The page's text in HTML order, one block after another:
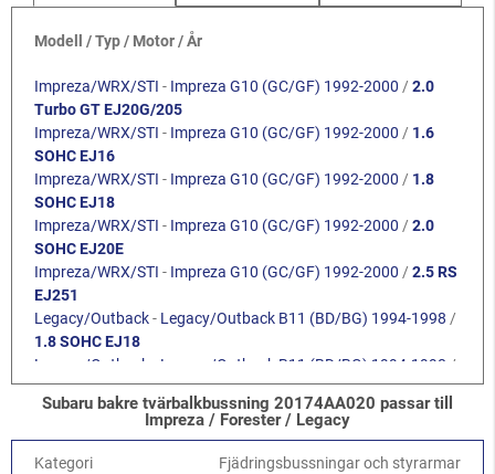
Modell / Typ / Motor / År
Impreza/WRX/STI - Impreza G10 (GC/GF) 1992-2000 /2.0
Turbo GT EJ20G/205
Impreza/WRX/STI - Impreza G10 (GC/GF) 1992-2000 / 1.6
SOHC EJ16
Impreza/WRX/STI - Impreza G10 (GC/GF) 1992-2000 / 1.8
SOHC EJ18
Impreza/WRX/STI - Impreza G10 (GC/GF) 1992-2000 /2.0
SOHC EJ20E
Impreza/WRX/STI - Impreza G10 (GC/GF) 1992-2000 /2.5 RS
EJ251
Legacy/Outback- Legacy/Outback B11 (BD/BG) 1994-1998 /
1.8 SOHC EJ18
Legacy/Outback
Legacy/Outback B11 (BD/BG) 1994-1998 /
2.0 SOHC
Legacy/Outback-Legacy/Outback B11 (BD/BG) 1994-1998/
Forester- Forester S10 (SF) 1997-2002/2.0 SOHC
Subaru bakre tvärbalkbussning 20174AA020 passar till
Impreza / Forester / Legacy
Kategori Fjädringsbussningar och styrarmar